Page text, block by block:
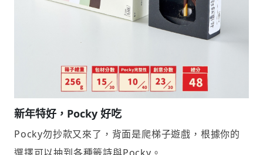
新年特好，Pocky 好吃
Pocky勿抄款又來了，背面是爬梯子遊戲，根據你的